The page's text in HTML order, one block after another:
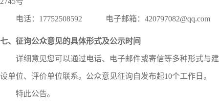
电话： 17752508592 电子邮箱：420797082@qq.com
七、征询公众意见的具体形式及公示时间
详细意见您可以通过电话、电子邮件或寄信等多种形式与建
设单位、评价单位联系。公众意见征询自发布起10个工作日。
特此公告。